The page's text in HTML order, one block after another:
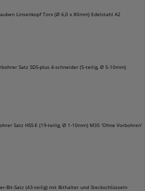
Linsenkopf Torx (Ø 6,0 x 80mm) Edelstahl A2
Satz SDS-plus 4-schneider (5-teilig, Ø 5-10mm)
Satz HSS-E (19-teilig, Ø 1-10mm) M35 'Ohne Vorbohren'
Bit-Satz (43-teilig) mit Bithalter und Steckschlüsseln